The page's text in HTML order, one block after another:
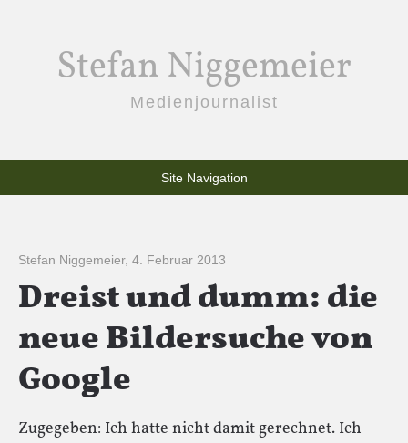
Stefan Niggemeier
Medienjournalist
Site Navigation
Stefan Niggemeier, 4. Februar 2013
Dreist und dumm: die
neue Bildersuche von
Google
Zugegeben: Ich hatte nicht damit gerechnet. Ich